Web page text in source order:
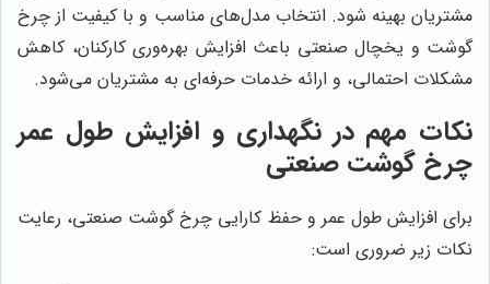
مشتریان بهینه شود. انتخاب مدل‌های مناسب و با کیفیت از چرخ
گوشت و یخچال صنعتی باعث افزایش بهره‌وری کارکنان، کاهش
مشکلات احتمالی، و ارائه خدمات حرفه‌ای به مشتریان می‌شود.
نکات مهم در نگهداری و افزایش طول عمر
چرخ گوشت صنعتی
برای افزایش طول عمر و حفظ کارایی چرخ گوشت صنعتی، رعایت
نکات زیر ضروری است: